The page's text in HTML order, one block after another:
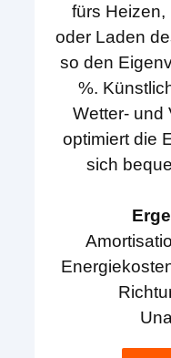
fürs Heizen,
oder Laden
so den
%.
Wetter- und
optimiert die
sich